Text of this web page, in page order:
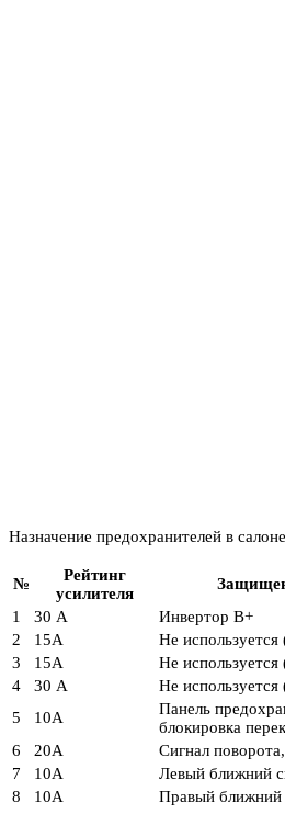
Назначение предохранителей в
№
Рейтинг
усилителя
1
30 А
Инвертор В+
2
15А
Не используется
3
15А
Не используется
4
30 А
Не используется
5
10А
Панель
блокировка
6
20А
Сигнал
7
10А
Левый ближний
8
10А
Правый ближний